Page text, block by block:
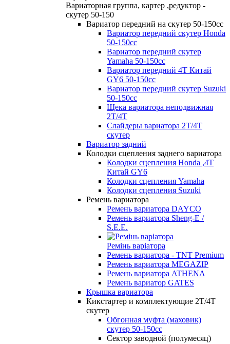
Вариаторная группа, картер ,редуктор -
скутер 50-150
Вариатор передний на скутер 50-150cc
Вариатор передний скутер Honda
50-150cc
Вариатор передний скутер
Yamaha 50-150cc
Вариатор передний 4Т Китай
GY6 50-150cc
Вариатор передний скутер Suzuki
50-150cc
Щека вариатора неподвижная
2Т/4Т
Слайдеры вариатора 2Т/4Т
скутер
Вариатор задний
Колодки сцепления заднего вариатора
Колодки сцепления Honda ,4Т
Китай GY6
Колодки сцепления Yamaha
Колодки сцепления Suzuki
Ремень вариатора
Ремень вариатора DAYCO
Ремень вариатора Sheng-E /
S.E.E.
Ремінь варіатора
Ремень вариатора - TNT Premium
Ремень вариатора MEGAZIP
Ремень вариатора ATHENA
Ремень вариатор GATES
Крышка вариатора
Кикстартер и комплектующие 2Т/4Т
скутер
Обгонная муфта (маховик)
скутер 50-150сс
Сектор заводной (полумесяц)